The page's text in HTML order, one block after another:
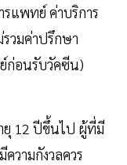
แพทย์ ค่าบริการ
วมค่าปรึกษา
ก่อนรับวัคซีน)
ยุ 12 ปีขึ้นไป ผู้ที่มี
วามกังวลควร